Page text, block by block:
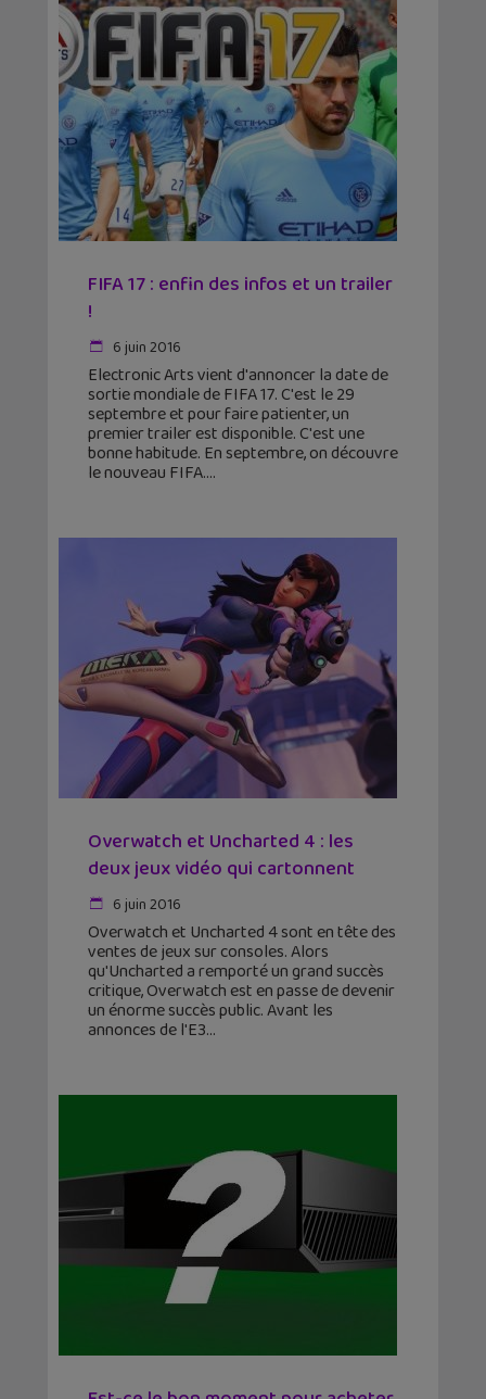
FIFA 17 : enfin des infos et un trailer
!
6 juin 2016
Electronic Arts vient d'annoncer la date de
sortie mondiale de FIFA 17. C'est le 29
septembre et pour faire patienter, un
premier trailer est disponible. C'est une
bonne habitude. En septembre, on découvre
le nouveau FIFA.
Overwatch et Uncharted 4 : les
deux jeux vidéo qui cartonnent
6 juin 2016
Overwatch et Uncharted 4 sont en tête des
ventes de jeux sur consoles. Alors
qu'Uncharted a remporté un grand succès
critique, Overwatch est en passe de devenir
un énorme succès public. Avant les
annonces de l'E3